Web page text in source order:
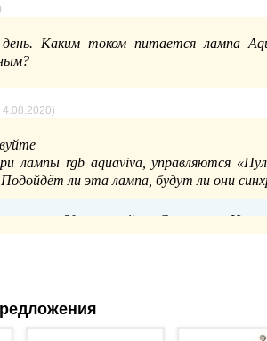
Каким током питается лампа
4.08.2020)
лампы rgb aquaviva, управляются
Подойдёт ли эта лампа, будут ли они
Здравствуйте, Станислав
информации, пожалуйста,